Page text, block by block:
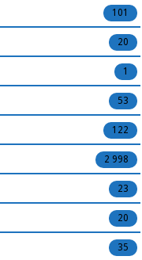
101
20
1
53
122
2 998
23
20
35